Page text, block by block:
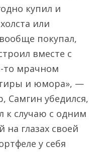
купил и
или
покупал,
вместе с
то мрачном
и юмора», —
Самгин убедился,
к случаю с одним
глазах своей
у себя